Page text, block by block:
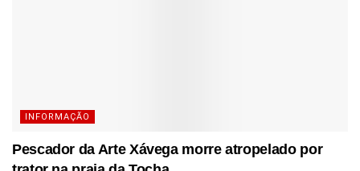
INFORMAÇÃO
Pescador da Arte Xávega morre atropelado por